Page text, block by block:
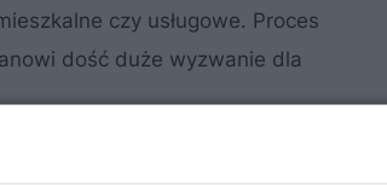
czy usługowe. Proces
dość duże wyzwanie dla